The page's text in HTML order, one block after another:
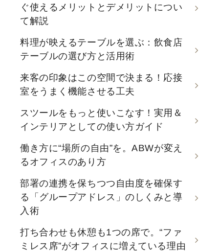
ぐ使えるメリットとデメリットについ
て解説
料理が映えるテーブルを選ぶ：飲食店
テーブルの選び方と活用術
来客の印象はこの空間で決まる！応接
室をうまく機能させる工夫
スツールをもっと使いこなす！実用＆
インテリアとしての使い方ガイド
働き方に“場所の自由”を。ABWが変え
るオフィスのあり方
部署の連携を保ちつつ自由度を確保す
る「グループアドレス」のしくみと導
入術
打ち合わせも休憩も1つの席で。“ファ
ミレス席”がオフィスに増えている理由